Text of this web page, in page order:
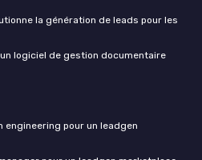
la génération de leads pour les
logiciel de gestion documentaire
pour un leadgen